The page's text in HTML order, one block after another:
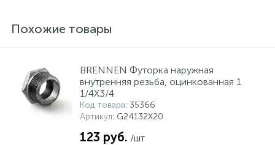
Похожие товары
BRENNEN Футорка наружная
внутренняя резьба, оцинкованная 1
1/4X3/4
Код товара: 35366
Артикул: G24132X20
123 руб. /шт